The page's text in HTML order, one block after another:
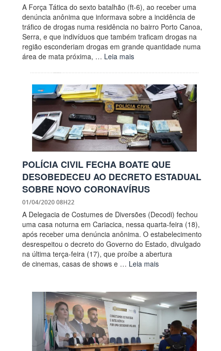
A Força Tática do sexto batalhão (ft-6), ao receber uma
denúncia anônima que informava sobre a incidência de
tráfico de drogas numa residência no bairro Porto Canoa,
Serra, e que indivíduos que também traficam drogas na
região esconderiam drogas em grande quantidade numa
área de mata próxima, … Leia mais
POLÍCIA CIVIL FECHA BOATE QUE
DESOBEDECEU AO DECRETO ESTADUAL
SOBRE NOVO CORONAVÍRUS
01/04/2020 08H22
A Delegacia de Costumes de Diversões (Decodi) fechou
uma casa noturna em Cariacica, nessa quarta-feira (18),
após receber uma denúncia anônima. O estabelecimento
desrespeitou o decreto do Governo do Estado, divulgado
na última terça-feira (17), que proíbe a abertura
de cinemas, casas de shows e … Leia mais